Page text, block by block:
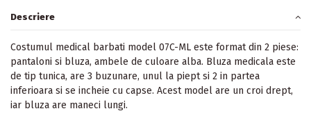
Descriere
Costumul medical barbati model 07C-ML este format din 2 piese:
pantaloni si bluza, ambele de culoare alba. Bluza medicala este
de tip tunica, are 3 buzunare, unul la piept si 2 in partea
inferioara si se incheie cu capse. Acest model are un croi drept,
iar bluza are maneci lungi.